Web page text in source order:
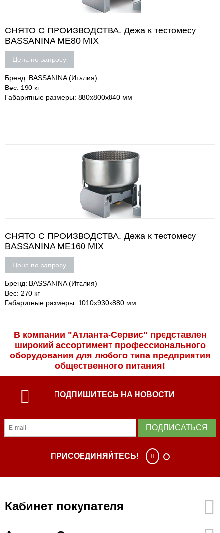
СНЯТО С ПРОИЗВОДСТВА. Дежа к тестомесу
BASSANINA ME80 MIX
Цена по запросу
Бренд: BASSANINA (Италия)
Вес: 190 кг
Габаритные размеры: 880х800х840 мм
СНЯТО С ПРОИЗВОДСТВА. Дежа к тестомесу
BASSANINA ME160 MIX
Цена по запросу
Бренд: BASSANINA (Италия)
Вес: 270 кг
Габаритные размеры: 1010х930х880 мм
В компании "Атланта-Сервис" представлен
широкий ассортимент профессиональ­ного
оборудования для любого типа предприятия
общественного питания!
ПОДПИШИТЕСЬ НА НОВОСТИ
ПОДПИСАТЬСЯ
ПРИСОЕДИНЯЙТЕСЬ!
Кабинет покупателя